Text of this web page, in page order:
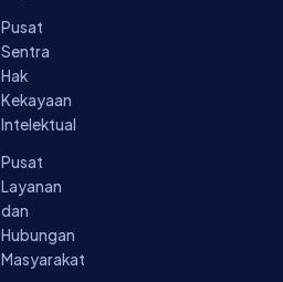
Pusat
Sentra
Hak
Kekayaan
Intelektual
Pusat
Layanan
dan
Hubungan
Masyarakat